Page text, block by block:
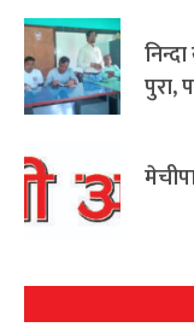
पुरा,